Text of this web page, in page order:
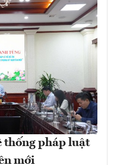
thống pháp luật
mới